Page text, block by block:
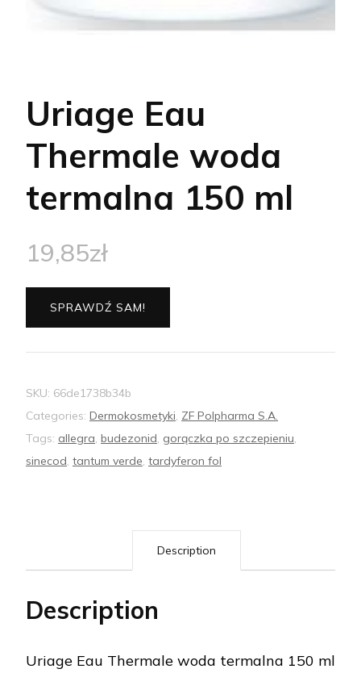
Uriage Eau
Thermale woda
termalna 150 ml
19,85zł
SPRAWDŹ SAM!
SKU: 66de1738b34b
Categories: Dermokosmetyki, ZF Polpharma S.A.
Tags: allegra, budezonid, gorączka po szczepieniu,
sinecod, tantum verde, tardyferon fol
Description
Description
Uriage Eau Thermale woda termalna 150 ml